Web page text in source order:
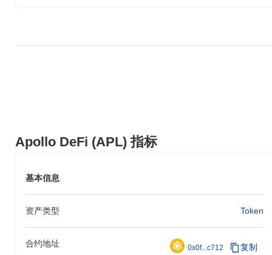
Apollo DeFi (APL) 指标
基本信息
资产类型 Token
合约地址 0x0f...c712 复制